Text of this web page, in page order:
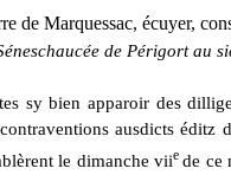
Marquessac, écuyer,
de Périgort au
sy bien apparoir des
ausdicts
le dimanche viie de ce